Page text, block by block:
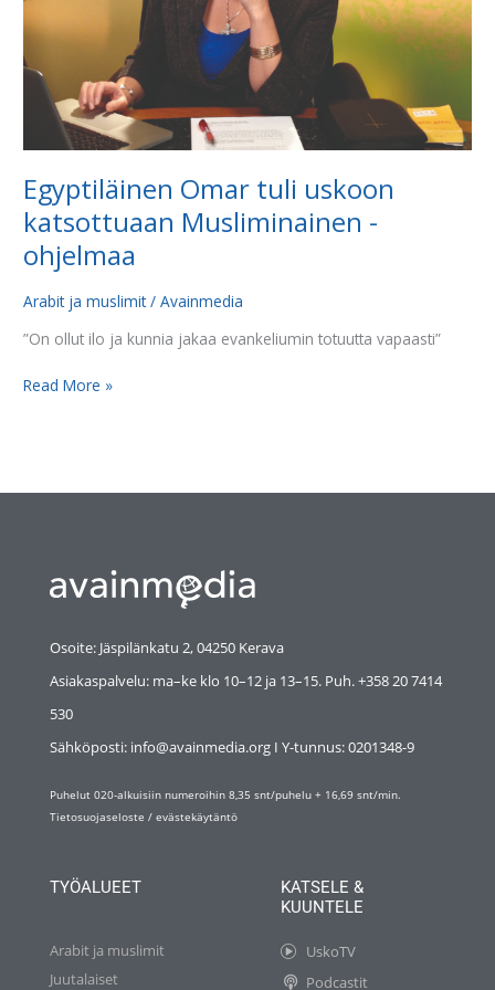
Egyptiläinen Omar tuli uskoon
katsottuaan Musliminainen -
ohjelmaa
Arabit ja muslimit/Avainmedia
”On ollut ilo ja kunnia jakaa evankeliumin totuutta vapaasti”
Read More »
Osoite: Jäspilänkatu 2, 04250 Kerava
Asiakaspalvelu: ma–ke klo 10–12 ja 13–15. Puh. +358 20 7414
530
Sähköposti: info@avainmedia.org I Y-tunnus:0201348-9
Puhelut 020-alkuisiin numeroihin 8,35 snt/puhelu + 16,69 snt/min.
Tietosuojaseloste / evästekäytäntö
TYÖALUEET
Arabit ja muslimit
Juutalaiset
KATSELE &
KUUNTELE
UskoTV
Podcastit